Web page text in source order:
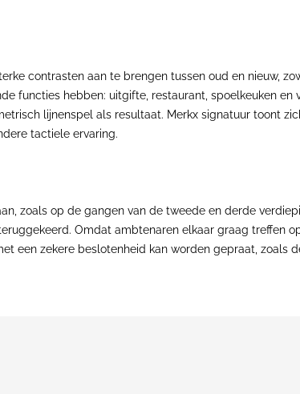
contrasten aan te brengen tussen oud en nieuw,
functies hebben: uitgifte, restaurant, spoelkeuken en
lijnenspel als resultaat. Merkx signatuur toont
tactiele ervaring.
zoals op de gangen van de tweede en derde
Omdat ambtenaren elkaar graag treffen
een zekere beslotenheid kan worden gepraat, zoals